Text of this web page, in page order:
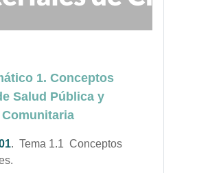
1. Conceptos
Salud Pública y
. Tema 1.1 Conceptos